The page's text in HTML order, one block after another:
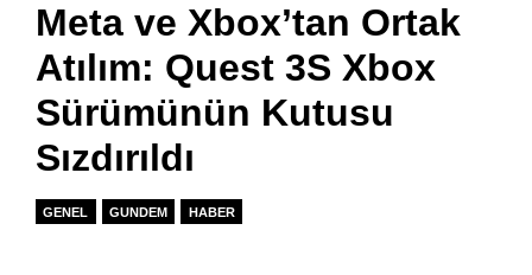
Meta ve Xbox’tan Ortak
Atılım: Quest 3S Xbox
Sürümünün Kutusu
Sızdırıldı
GENEL GUNDEM HABER